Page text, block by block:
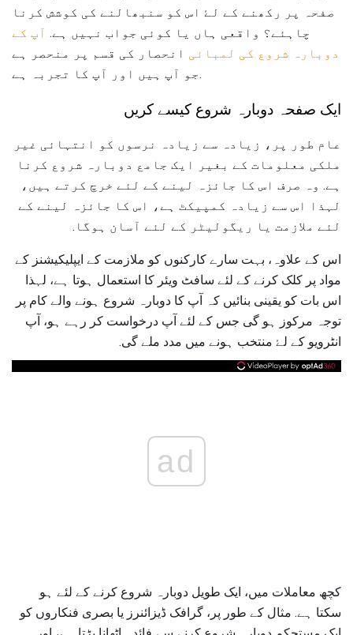
صفحہ پر رکھنے کے لۓ اس کو سنبھالنے کی کوشش کرنا
چاہئے؟ واقعی ہاں یا کوئی جواب نہیں ہے. آپ کے
دوبارہ شروع کی لمبائی انحصار کی قسم پر منحصر ہے
جو آپ ہیں اور آپ کا تجربہ ہے.
ایک صفحہ دوبارہ شروع کیسے کریں
عام طور پر، زیادہ سے زیادہ نرسوں کو انتہائی غیر
ملکی معلومات کے بغیر ایک جامع دوبارہ شروع کرنا
ہے. وہ صرف اس کا جائزہ لینے کے لئے خرچ کرتے ہیں،
لہذا اس سے زیادہ کمپیکٹ ہے، اس کا جائزہ لینے کے
لئے ملازمت یا ریگولیٹر کے لئے آسان ہوگا.
اس کے علاوہ، بہت سارے کارکنوں کو ملازمت کے ایپلیکیشنز کے
مواد پر کلک کرنے کے لئے سافٹ ویئر کا استعمال ہوتا ہے، لہذا
اس بات کو یقینی بنائیں کہ آپ کا دوبارہ شروع ہونے والے کام پر
توجہ مرکوز ہو گی جس کے لئے آپ درخواست کر رہے ہو، آپ
انٹرویو کے لۓ منتخب ہونے میں مدد ملے گی.
ad
کچھ معاملات میں، ایک طویل دوبارہ شروع کرنے کے لئے ہو
سکتا ہے. مثال کے طور پر، گرافک ڈیزائنرز یا بصری فنکاروں کو